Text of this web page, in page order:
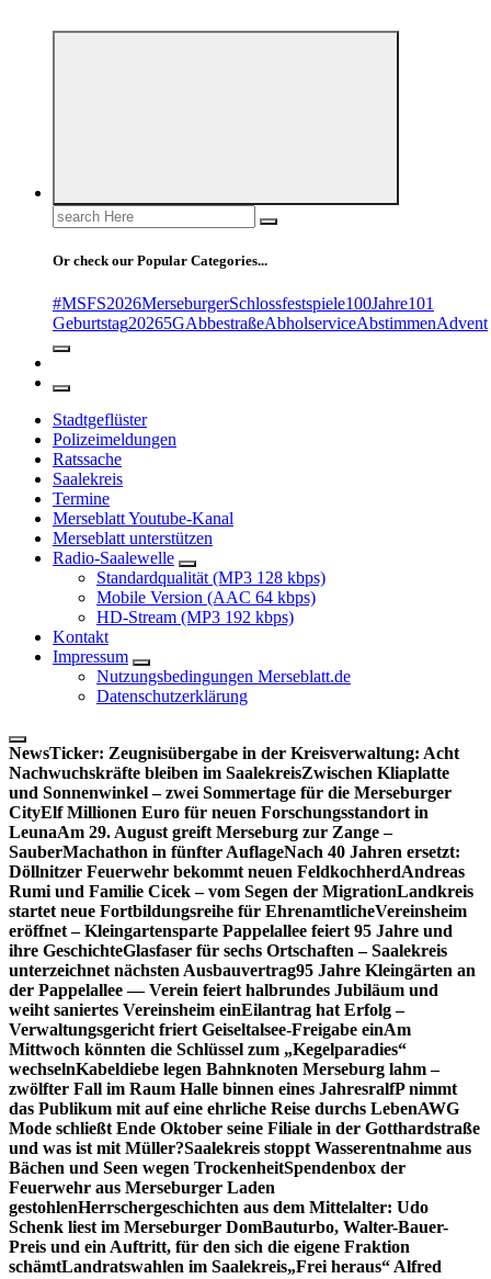
Search
for:
Or check our Popular Categories...
#MSFS2026MerseburgerSchlossfestspiele100Jahre101
Geburtstag20265GAbbestraßeAbholserviceAbstimmenAdvent
Stadtgeflüster
Polizeimeldungen
Ratssache
Saalekreis
Termine
Merseblatt Youtube-Kanal
Merseblatt unterstützen
Radio-Saalewelle
Standardqualität (MP3 128 kbps)
Mobile Version (AAC 64 kbps)
HD-Stream (MP3 192 kbps)
Kontakt
Impressum
Nutzungsbedingungen Merseblatt.de
Datenschutzerklärung
NewsTicker: Zeugnisübergabe in der Kreisverwaltung: Acht
Nachwuchskräfte bleiben im SaalekreisZwischen Kliaplatte
und Sonnenwinkel – zwei Sommertage für die Merseburger
CityElf Millionen Euro für neuen Forschungsstandort in
LeunaAm 29. August greift Merseburg zur Zange –
SauberMachathon in fünfter AuflageNach 40 Jahren ersetzt:
Döllnitzer Feuerwehr bekommt neuen FeldkochherdAndreas
Rumi und Familie Cicek – vom Segen der MigrationLandkreis
startet neue Fortbildungsreihe für EhrenamtlicheVereinsheim
eröffnet – Kleingartensparte Pappelallee feiert 95 Jahre und
ihre GeschichteGlasfaser für sechs Ortschaften – Saalekreis
unterzeichnet nächsten Ausbauvertrag95 Jahre Kleingärten an
der Pappelallee — Verein feiert halbrundes Jubiläum und
weiht saniertes Vereinsheim einEilantrag hat Erfolg –
Verwaltungsgericht friert Geiseltalsee-Freigabe einAm
Mittwoch könnten die Schlüssel zum „Kegelparadies“
wechselnKabeldiebe legen Bahnknoten Merseburg lahm –
zwölfter Fall im Raum Halle binnen eines JahresralfP nimmt
das Publikum mit auf eine ehrliche Reise durchs LebenAWG
Mode schließt Ende Oktober seine Filiale in der Gotthardstraße
und was ist mit Müller?Saalekreis stoppt Wasserentnahme aus
Bächen und Seen wegen TrockenheitSpendenbox der
Feuerwehr aus Merseburger Laden
gestohlenHerrschergeschichten aus dem Mittelalter: Udo
Schenk liest im Merseburger DomBauturbo, Walter-Bauer-
Preis und ein Auftritt, für den sich die eigene Fraktion
schämtLandratswahlen im Saalekreis„Frei heraus“ Alfred